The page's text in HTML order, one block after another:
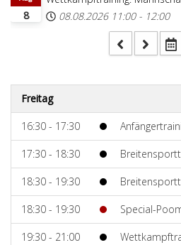
8
08.08.2026 11:00 - 12:00
Freitag
16:30 - 17:30
17:30 - 18:30
18:30 - 19:30
18:30 - 19:30 Special-
19:30 - 21:00